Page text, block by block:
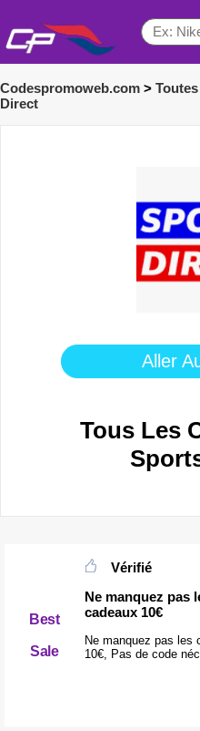
Codespromoweb.com >
Direct
Aller
Tous Les
Best
Sale
Vérifié
Ne manquez pas
cadeaux 10€
Ne manquez pas les
10€, Pas de code